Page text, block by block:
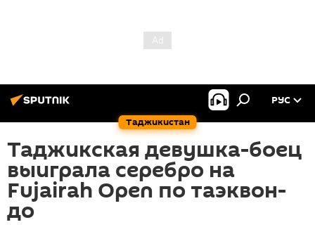
Таджикистан
РУС
Таджикская девушка-боец
выиграла серебро на
Fujairah Open по таэквон-
до